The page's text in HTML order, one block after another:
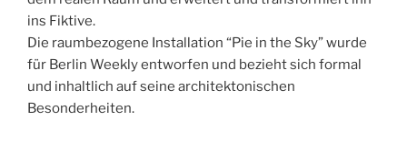
ins Fiktive.
Die raumbezogene Installation “Pie in the Sky” wurde
für Berlin Weekly entworfen und bezieht sich formal
und inhaltlich auf seine architektonischen
Besonderheiten.